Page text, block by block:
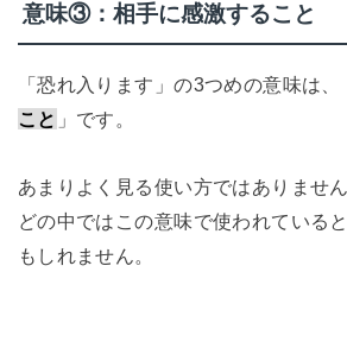
意味③：相手に感激すること
「恐れ入ります」の3つめの意味は、
こと 」です。
あまりよく見る使い方ではありませ
どの中ではこの意味で使われている
もしれません。